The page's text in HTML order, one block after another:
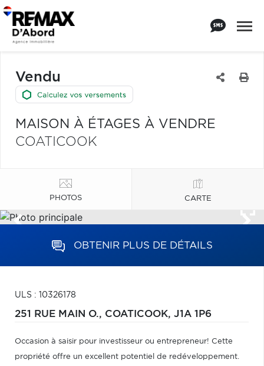
Vendu
MAISON À ÉTAGES À VENDRE
COATICOOK
PHOTOS CARTE
OBTENIR PLUS DE DÉTAILS
ULS : 10326178
251 RUE MAIN O., COATICOOK, J1A 1P6
Occasion à saisir pour investisseur ou entrepreneur! Cette
propriété offre un excellent potentiel de redéveloppement.